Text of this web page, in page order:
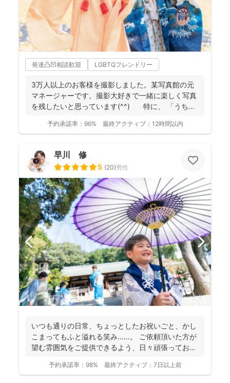
発達凸凹相談歓迎 LGBTQフレンドリー
3万人以上のお客様を撮影しました。某写真館の元
マネージャーです。撮影大好きで一緒に楽しく写真
を残したいと思っています(^^) 特に、 「うち
予約承諾率： 96% 最終アクティブ： 12時間以内
早川 修
5 (20)男性
いつも通りの日常、ちょっとしたお祝いごと、かし
こまってもふと溢れる笑み……。 ご依頼頂いた方が
望む雰囲気をご提供できるよう、日々頑張っており
予約承諾率： 98% 最終アクティブ： 7日以上前